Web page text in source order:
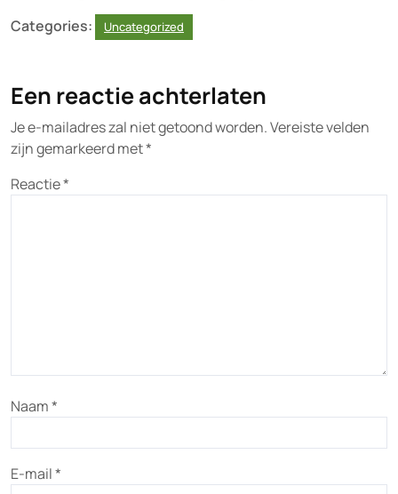
Categories:
Uncategorized
Een reactie achterlaten
Je e-mailadres zal niet getoond worden.Vereiste velden
zijn gemarkeerd met*
Reactie*
Naam*
E-mail*